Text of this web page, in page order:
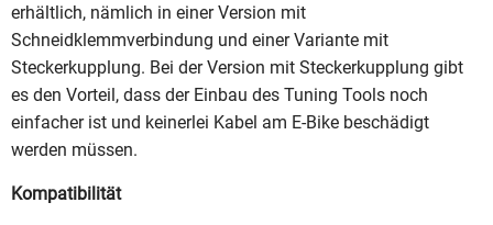
erhältlich, nämlich in einer Version mit
Schneidklemmverbindung und einer Variante mit
Steckerkupplung. Bei der Version mit Steckerkupplung gibt
es den Vorteil, dass der Einbau des Tuning Tools noch
einfacher ist und keinerlei Kabel am E-Bike beschädigt
werden müssen.
Kompatibilität